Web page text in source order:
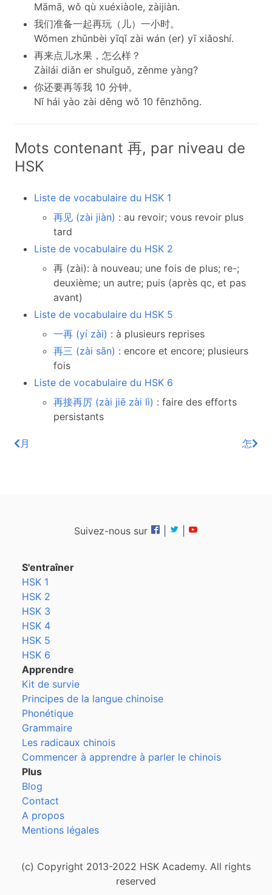
Māmā, wǒ qù xuéxiàole, zàijiàn.
我们准备一起再玩（儿）一小时。
Wǒmen zhǔnbèi yīqǐ zài wán (er) yī xiǎoshí.
再来点儿水果，怎么样？
Zàilái diǎn er shuǐguǒ, zěnme yàng?
你还要再等我 10 分钟。
Nǐ hái yào zài děng wǒ 10 fēnzhōng.
Mots contenant 再, par niveau de
HSK
Liste de vocabulaire du HSK 1
再见 (zài jiàn) : au revoir; vous revoir plus
tard
Liste de vocabulaire du HSK 2
再 (zài): à nouveau; une fois de plus; re-;
deuxième; un autre; puis (après qc, et pas
avant)
Liste de vocabulaire du HSK 5
一再 (yí zài) : à plusieurs reprises
再三 (zài sān) : encore et encore; plusieurs
fois
Liste de vocabulaire du HSK 6
再接再厉 (zài jiē zài lì) : faire des efforts
persistants
月 怎
Suivez-nous sur
S'entraîner
HSK 1
HSK 2
HSK 3
HSK 4
HSK 5
HSK 6
Apprendre
Kit de survie
Principes de la langue chinoise
Phonétique
Grammaire
Les radicaux chinois
Commencer à apprendre à parler le chinois
Plus
Blog
Contact
A propos
Mentions légales
(c) Copyright 2013-2022 HSK Academy. All rights
reserved